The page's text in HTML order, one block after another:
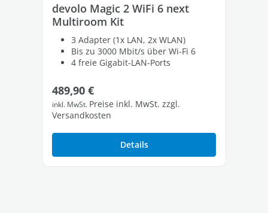
devolo Magic 2 WiFi 6 next
Multiroom Kit
3 Adapter (1x LAN, 2x WLAN)
Bis zu 3000 Mbit/s über Wi-Fi 6
4 freie Gigabit-LAN-Ports
Regulärer Preis:
489,90 €
inkl. MwSt. Preise inkl. MwSt. zzgl.
Versandkosten
Details